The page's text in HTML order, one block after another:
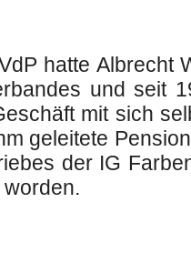
hatte Albrecht
und seit
mit sich
geleitete
der IG